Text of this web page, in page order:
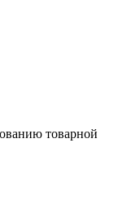
товарной